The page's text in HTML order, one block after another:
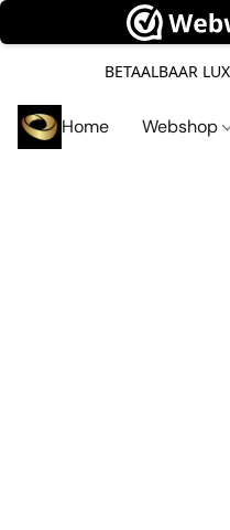
BETAALBAAR
Home Webshop